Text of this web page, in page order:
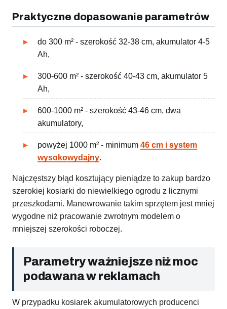
Praktyczne dopasowanie parametrów
do 300 m² - szerokość 32-38 cm, akumulator 4-5
Ah,
300-600 m² - szerokość 40-43 cm, akumulator 5
Ah,
600-1000 m² - szerokość 43-46 cm, dwa
akumulatory,
powyżej 1000 m² - minimum 46 cm i system
wysokowydajny.
Najczęstszy błąd kosztujący pieniądze to zakup bardzo
szerokiej kosiarki do niewielkiego ogrodu z licznymi
przeszkodami. Manewrowanie takim sprzętem jest mniej
wygodne niż pracowanie zwrotnym modelem o
mniejszej szerokości roboczej.
Parametry ważniejsze niż moc
podawana w reklamach
W przypadku kosiarek akumulatorowych producenci